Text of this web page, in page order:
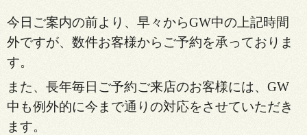
今日ご案内の前より、早々からGW中の上記時間
外ですが、数件お客様からご予約を承っておりま
す。
また、長年毎日ご予約ご来店のお客様には、GW
中も例外的に今まで通りの対応をさせていただき
ます。